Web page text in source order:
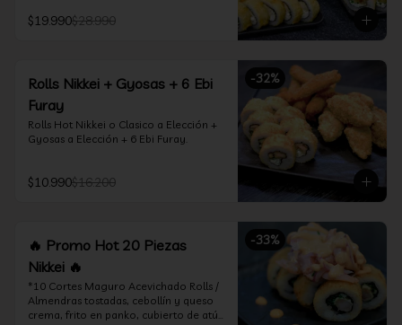
-Camarón furay, queso crema,
frito en tempura.
-Kanikama, queso crema, envuelto en
nori (hosomaki)
$19.990$28.990
-32%
Rolls Nikkei + Gyosas + 6 Ebi
Furay
Rolls Hot Nikkei o Clasico a Elección +
Gyosas a Elección + 6 Ebi Furay.
$10.990$16.200
-33%
🔥 Promo Hot 20 Piezas
Nikkei 🔥
*10 Cortes Maguro Acevichado Rolls /
Almendras tostadas, cebollín y queso
crema, frito en panko, cubierto de atún